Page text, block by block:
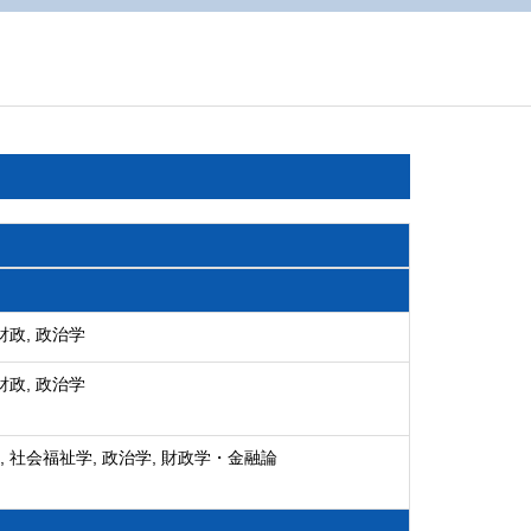
政, 政治学
政, 政治学
社会福祉学, 政治学, 財政学・金融論